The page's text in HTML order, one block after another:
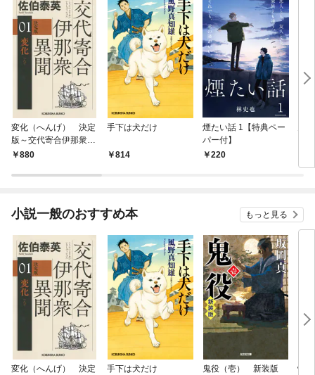
変化（へんげ） 決定
版～交代寄合伊那衆異
聞（1）～
880
手下は犬だけ
814
煙たい話 1【特典ペー
パー付】
220
小説一般のおすすめ本 もっと見る
変化（へんげ） 決定
手下は犬だけ 鬼役（壱） 新装版
情